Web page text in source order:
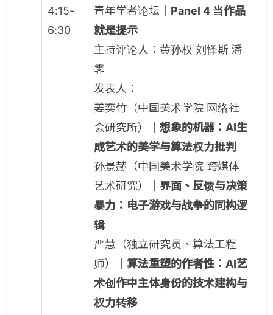
4:15-
6:30
青年学者论坛｜ Panel 4 当作品
就是提示
主持评论人：黄孙权 刘怿斯 潘
霁
发表人：
姜奕竹（中国美术学院 网络社
会研究所）｜ 想象的机器：AI生
成艺术的美学与算法权力批判
孙景赫（中国美术学院 跨媒体
艺术研究）｜ 界面、反馈与决策
暴力：电子游戏与战争的同构逻
辑
严慧（独立研究员、算法工程
师）｜算法重塑的作者性：AI艺
术创作中主体身份的技术建构与
权力转移